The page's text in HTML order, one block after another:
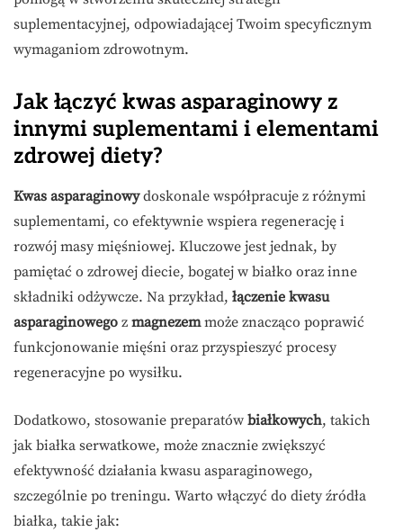
suplementacyjnej, odpowiadającej Twoim specyficznym
wymaganiom zdrowotnym.
Jak łączyć kwas asparaginowy z
innymi suplementami i elementami
zdrowej diety?
Kwas asparaginowydoskonale współpracuje z różnymi
suplementami, co efektywnie wspiera regenerację i
rozwój masy mięśniowej. Kluczowe jest jednak, by
pamiętać o zdrowej diecie, bogatej w białko oraz inne
składniki odżywcze. Na przykład, łączenie kwasu
asparaginowego z magnezemmoże znacząco poprawić
funkcjonowanie mięśni oraz przyspieszyć procesy
regeneracyjne po wysiłku.
Dodatkowo, stosowanie preparatów białkowych, takich
jak białka serwatkowe, może znacznie zwiększyć
efektywność działania kwasu asparaginowego,
szczególnie po treningu. Warto włączyć do diety źródła
białka, takie jak: